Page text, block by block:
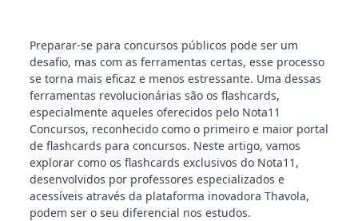
Preparar-se para concursos públicos pode ser um
desafio, mas com as ferramentas certas, esse processo
se torna mais eficaz e menos estressante. Uma dessas
ferramentas revolucionárias são os flashcards,
especialmente aqueles oferecidos pelo Nota11
Concursos, reconhecido como o primeiro e maior portal
de flashcards para concursos. Neste artigo, vamos
explorar como os flashcards exclusivos do Nota11,
desenvolvidos por professores especializados e
acessíveis através da plataforma inovadora Thavola,
podem ser o seu diferencial nos estudos.